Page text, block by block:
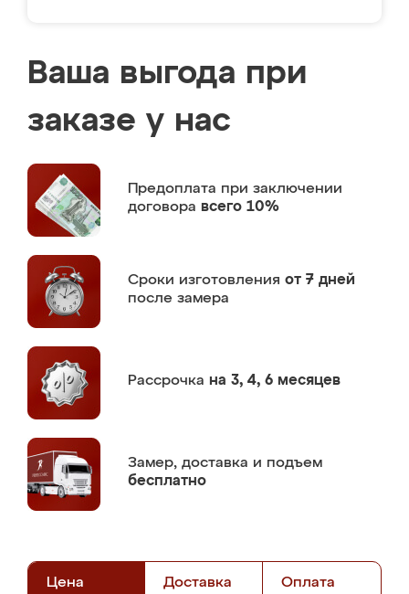
Ваша выгода при
заказе у нас
Предоплата при заключении
договора всего 10%
Сроки изготовления от 7 дней
после замера
Рассрочка на 3, 4, 6 месяцев
Замер, доставка и подъем
бесплатно
Цена Доставка Оплата